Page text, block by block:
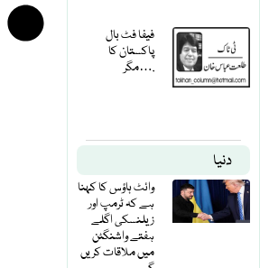
فیفا فٹ بال
پاکستان کا
مگر….
دنیا
وائٹ ہاؤس کا کہنا
ہے کہ ٹرمپ اور
زیلنسکی اگلے
ہفتے واشنگٹن
میں ملاقات کریں